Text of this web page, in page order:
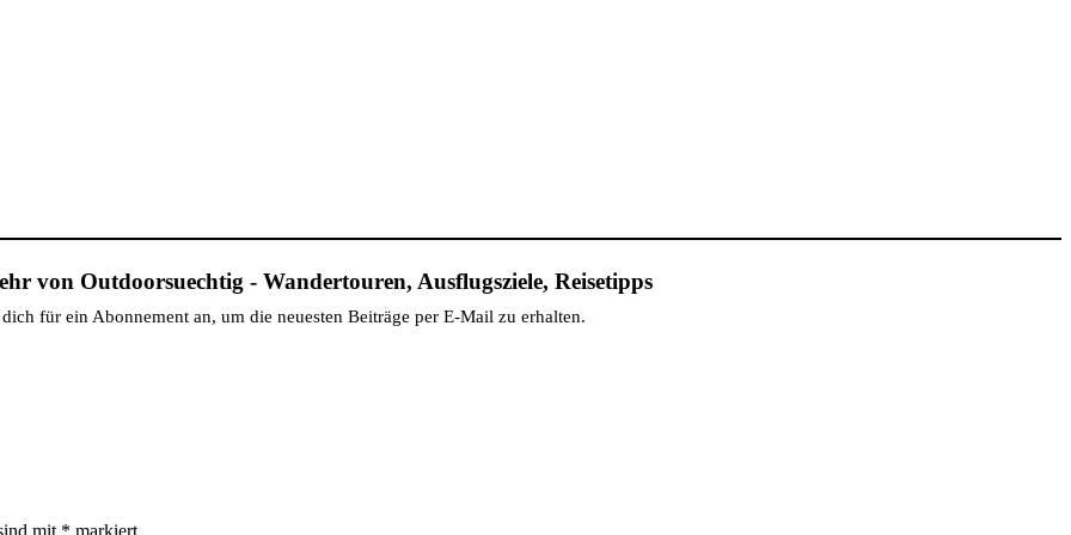
von Outdoorsuechtig - Wandertouren, Ausflugsziele, Reisetipps
für ein Abonnement an, um die neuesten Beiträge per E-Mail zu erhalten.
mit * markiert